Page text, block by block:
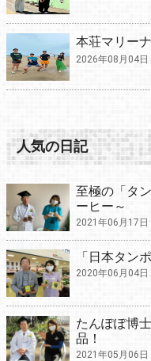
本荘マリー
2026年08月04日
人気の日記
至極の「タ
ーヒー～
2021年06月17日
「日本タン
2020年06月04日
たんぽぽ博
品！
2021年05月06日